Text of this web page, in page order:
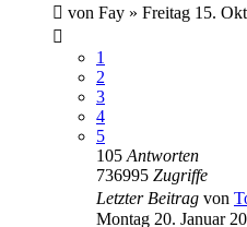
von Fay » Freitag 15.
1
2
3
4
5
105 Antworten
736995 Zugriffe
Letzter Beitrag von
Montag 20. Januar